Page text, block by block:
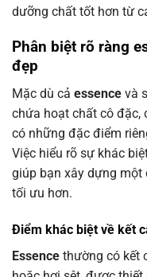
dưỡng chất tốt hơn từ
Phân biệt rõ ràng
đẹp
Mặc dù cả essence và
chứa hoạt chất cô đặc,
có những đặc điểm
Việc hiểu rõ sự khác
giúp bạn xây dựng một
tối ưu hơn.
Điểm khác biệt về kết
Essence thường có kết